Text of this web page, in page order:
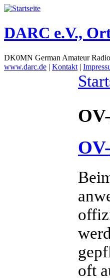
DARC e.V.,
DK0MN German Amateur
www.darc.de | Kontakt |
oft